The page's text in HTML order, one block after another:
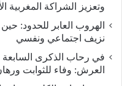
وتعزيز الشراكة المغربية
​الهروب العابر للحدود:
نزيف اجتماعي ونفسي
في رحاب الذكرى السابعة
العرش: وفاء للثوابت